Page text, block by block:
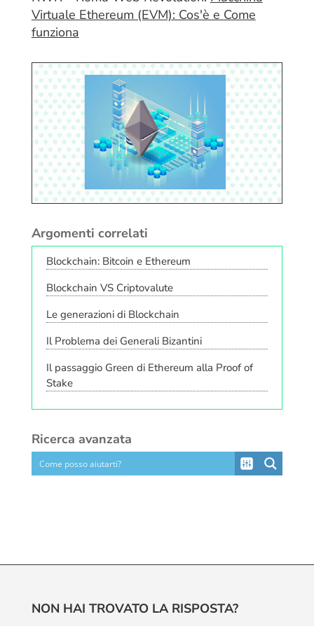
Virtuale Ethereum (EVM): Cos'è e Come
funziona
Argomenti correlati
Blockchain: Bitcoin e Ethereum
Blockchain VS Criptovalute
Le generazioni di Blockchain
Il Problema dei Generali Bizantini
Il passaggio Green di Ethereum alla Proof of
Stake
Ricerca avanzata
NON HAI TROVATO LA RISPOSTA?